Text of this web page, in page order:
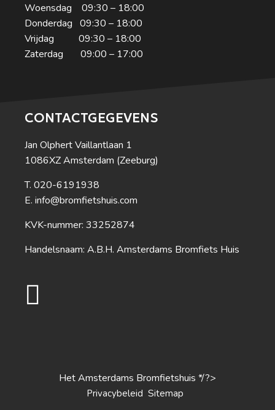
Woensdag 09:30 – 18:00
Donderdag 09:30 – 18:00
Vrijdag 09:30 – 18:00
Zaterdag 09:00 – 17:00
CONTACTGEGEVENS
Jan Olphert Vaillantlaan 1
1086XZ Amsterdam (Zeeburg)
020-6191938
info@bromfietshuis.com
KVK-nummer: 33252874
Handelsnaam: A.B.H. Amsterdams Bromfiets Huis
Het Amsterdams Bromfietshuis */?>
Privacybeleid Sitemap